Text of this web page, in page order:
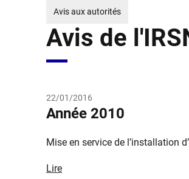
Avis aux autorités
Avis de
22/01/2016
​Année 2010
Mise en service de l’installation
Lire